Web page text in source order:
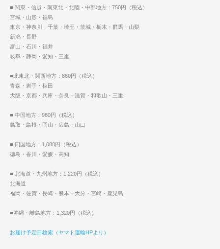
■ 関東・信越・南東北・北陸・中部地方：750円（税込）
宮城・山形・福島
東京・神奈川・千葉・埼玉・茨城・栃木・群馬・山梨
新潟・長野
富山・石川・福井
岐阜・静岡・愛知・三重
■北東北・関西地方：860円（税込）
青森・岩手・秋田
大阪・京都・兵庫・奈良・滋賀・和歌山・三重
■ 中国地方：980円（税込）
鳥取・島根・岡山・広島・山口
■ 四国地方：1,080円（税込）
徳島・香川・愛媛・高知
■ 北海道・九州地方：1,220円（税込）
北海道
福岡・佐賀・長崎・熊本・大分・宮崎・鹿児島
■沖縄・離島地方：1,320円（税込）
お届け予定日検索（ヤマト運輸HPより）